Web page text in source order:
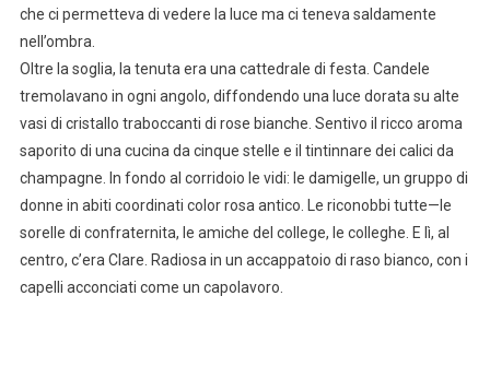
che ci permetteva di vedere la luce ma ci teneva saldamente
nell’ombra.
Oltre la soglia, la tenuta era una cattedrale di festa. Candele
tremolavano in ogni angolo, diffondendo una luce dorata su alte
vasi di cristallo traboccanti di rose bianche. Sentivo il ricco aroma
saporito di una cucina da cinque stelle e il tintinnare dei calici da
champagne. In fondo al corridoio le vidi: le damigelle, un gruppo di
donne in abiti coordinati color rosa antico. Le riconobbi tutte—le
sorelle di confraternita, le amiche del college, le colleghe. E lì, al
centro, c’era Clare. Radiosa in un accappatoio di raso bianco, con i
capelli acconciati come un capolavoro.